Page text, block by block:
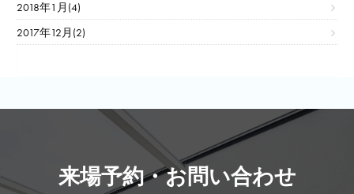
2018年1月(4)
2017年12月(2)
来場予約・お問い合わせ